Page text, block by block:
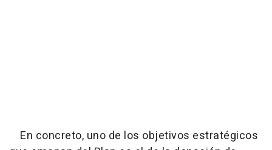
En concreto, uno de los objetivos estratégicos